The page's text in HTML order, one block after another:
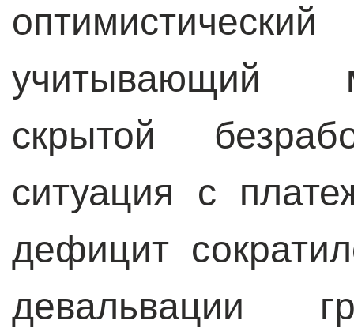
учитывающий
скрытой
ситуация с
дефицит
девальвации